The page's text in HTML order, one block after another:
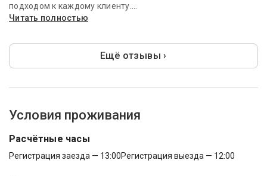
подходом к каждому клиенту....
Читать полностью
Ещё отзывы ›
Условия проживания
Расчётные часы
Регистрация заезда — 13:00Регистрация выезда — 12:00